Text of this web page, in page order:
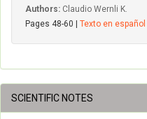
Authors: Claudio Wernli K.
Pages 48-60 | Texto en español
SCIENTIFIC NOTES